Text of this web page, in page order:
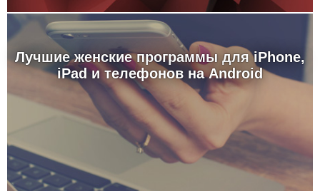
Лучшие женские программы для iPhone,
iPad и телефонов на Android